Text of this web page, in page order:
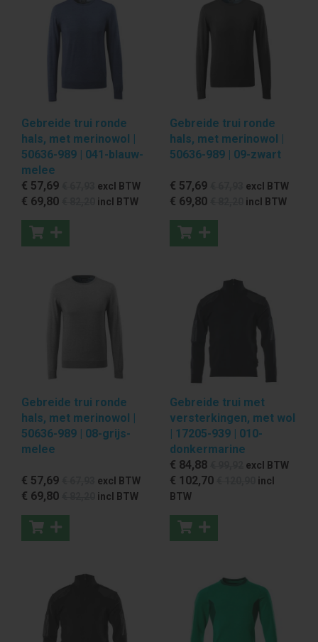
Gebreide trui ronde
hals, met merinowol |
50636-989 | 041-blauw-
melee
€ 57,69 excl BTW
€ 69,80 incl BTW
Gebreide trui ronde
hals, met merinowol |
50636-989 | 09-zwart
€ 57,69 excl BTW
€ 69,80 incl BTW
Gebreide trui ronde
hals, met merinowol |
50636-989 | 08-grijs-
melee
€ 57,69 excl BTW
€ 69,80 incl BTW
Gebreide trui met
versterkingen, met wol
| 17205-939 | 010-
donkermarine
€ 84,88 excl BTW
€ 102,70
incl
BTW